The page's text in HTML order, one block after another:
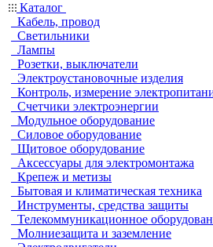
Каталог
Кабель, провод
Светильники
Лампы
Розетки, выключатели
Электроустановочные изделия
Контроль, измерение
Счетчики электроэнергии
Модульное оборудование
Силовое оборудование
Щитовое оборудование
Аксессуары для электромонтажа
Крепеж и метизы
Бытовая и климатическая техника
Инструменты, средства защиты
Телекоммуникационное
Молниезащита и заземление